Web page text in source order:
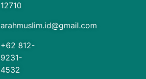
12710
arahmuslim.id@gmail.com
+62 812-
9231-
4532